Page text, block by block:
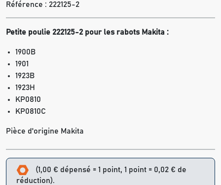
Référence : 222125-2
Petite poulie 222125-2 pour les rabots Makita :
1900B
1901
1923B
1923H
KP0810
KP0810C
Pièce d'origine Makita
(1,00 € dépensé = 1 point, 1 point = 0,02 € de
réduction).